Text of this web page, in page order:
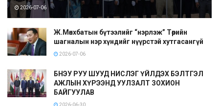
2026-07-06
Ж.Мөнхбатын бүтээлийг “нэрлэж” Төрийн
шагналын нэр хүндийг нүүрстэй хутгасангүй
2026-07-06
БНЭУ РУУ ШУУД НИСЛЭГ ҮЙЛДЭХ БЭЛТГЭЛ
АЖЛЫН ХҮРЭЭНД УУЛЗАЛТ ЗОХИОН
БАЙГУУЛАВ
2026-06-30